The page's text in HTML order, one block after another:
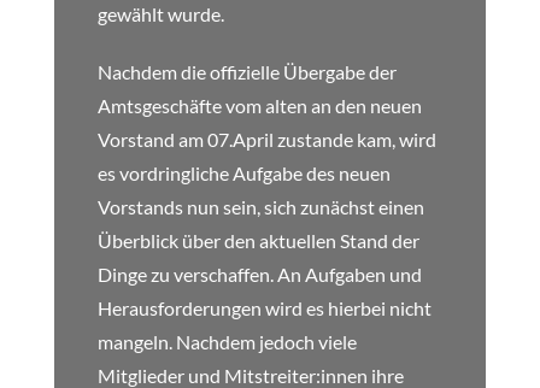
gewählt wurde.
Nachdem die offizielle Übergabe der
Amtsgeschäfte vom alten an den neuen
Vorstand am 07.April zustande kam, wird
es vordringliche Aufgabe des neuen
Vorstands nun sein, sich zunächst einen
Überblick über den aktuellen Stand der
Dinge zu verschaffen. An Aufgaben und
Herausforderungen wird es hierbei nicht
mangeln. Nachdem jedoch viele
Mitglieder und Mitstreiter:innen ihre